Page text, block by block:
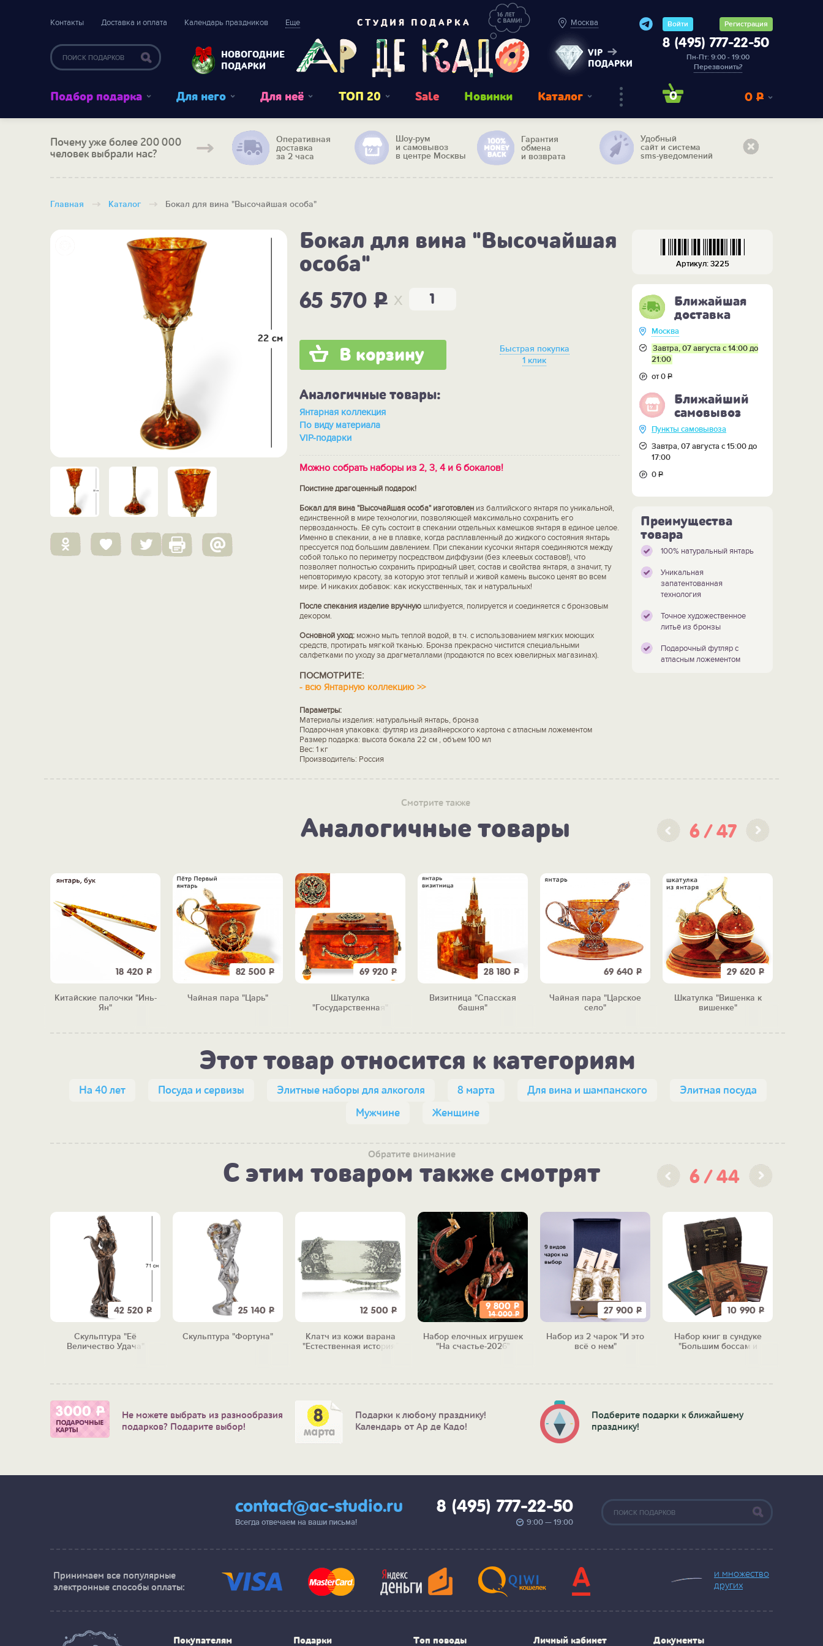
Контакты Доставка и оплата Календарь праздников Еще
НОВОГОДНИЕ
ПОДАРКИ
СТУДИЯ ПОДАРКА Москва
VIP
ПОДАРКИ
Войти Регистрация
8 (495) 777-22-50
Пн-Пт: 9:00 - 19:00
Перезвонить?
Подбор подарка Для него Для неё ТОП 20 Sale Новинки Каталог 0 0 Р
Почему уже более 200 000
человек выбрали нас?
Оперативная
доставка
за 2 часа
Шоу-рум
и самовывоз
в центре Москвы
Гарантия
обмена
и возврата
Удобный
сайт и система
sms-уведомлений
Главная Каталог Бокал для вина "Высочайшая особа"
Бокал для вина "Высочайшая
особа"
65 570P x
В корзину
Быстрая покупка
1 клик
Аналогичные товары:
Янтарная коллекция
По виду материала
VIP-подарки
Можно собрать наборы из 2, 3, 4 и 6 бокалов!
Поистине драгоценный подарок!
Бокал для вина "Высочайшая особа" изготовлен из балтийского янтаря по уникальной,
единственной в мире технологии, позволяющей максимально сохранить его
первозданность. Её суть состоит в спекании отдельных камешков янтаря в единое целое.
Именно в спекании, а не в плавке, когда расплавленный до жидкого состояния янтарь
прессуется под большим давлением. При спекании кусочки янтаря соединяются между
собой только по периметру посредством диффузии (без клеевых составов!), что
позволяет полностью сохранить природный цвет, состав и свойства янтаря, а значит, ту
неповторимую красоту, за которую этот теплый и живой камень высоко ценят во всем
мире. И никаких добавок: как искусственных, так и натуральных!
После спекания изделие вручнуюшлифуется, полируется и соединяется с бронзовым
декором.
Основной уход:можно мыть теплой водой, в т.ч. с использованием мягких моющих
средств, протирать мягкой тканью. Бронза прекрасно чистится специальными
салфетками по уходу за драгметаллами (продаются по всех ювелирных магазинах).
ПОСМОТРИТЕ:
- всю Янтарную коллекцию >>
Параметры:
Материалы изделия: натуральный янтарь, бронза
Подарочная упаковка: футляр из дизайнерского картона с атласным ложементом
Размер подарка: высота бокала 22 см , объем 100 мл
Вес: 1 кг
Производитель: Россия
Артикул: 3225
Ближайшая
доставка
Москва
Завтра, 07 августа с 14:00 до
21:00
от 0Р
Ближайший
самовывоз
Пункты самовывоза
Завтра, 07 августа с 15:00 до
17:00
0Р
Преимущества
товара
100% натуральный янтарь
Уникальная
запатентованная
технология
Точное художественное
литьё из бронзы
Подарочный футляр с
атласным ложементом
Смотрите также
Аналогичные товары 6 47
18 420 Р
Китайские палочки "Инь-
Ян"
82 500 Р
Чайная пара "Царь"
69 920 Р
Шкатулка
"Государственная"
28 180 Р
Визитница "Спасская
башня"
69 640 Р
Чайная пара "Царское
село"
29 620 Р
Шкатулка "Вишенка к
вишенке"
Этот товар относится к категориям
На 40 лет Посуда и сервизы Элитные наборы для алкоголя 8 марта Для вина и шампанского
Элитная посуда
Мужчине
Женщине
Обратите внимание
С этим товаром также смотрят 6 44
42 520 Р
Скульптура "Её
Величество Удача"
25 140 Р
Скульптура "Фортуна"
12 500 Р
Клатч из кожи варана
"Естественная история"
9 800 Р
14 000Р
Набор елочных игрушек
"На счастье-2026"
27 900 Р
Набор из 2 чарок "И это
всё о нем"
10 990 Р
Набор книг в сундуке
"Большим боссам и
Не можете выбрать из разнообразия
подарков? Подарите выбор!
Подарки к любому празднику!
Календарь от Ар де Кадо!
Подберите подарки к ближайшему
празднику!
contact@ac-studio.ru
Всегда отвечаем на ваши письма!
8 (495) 777-22-50
9:00 — 19:00
Принимаем все популярные
электронные способы оплаты:
и множество
других
Покупателям Подарки Топ поводы Личный кабинет Документы